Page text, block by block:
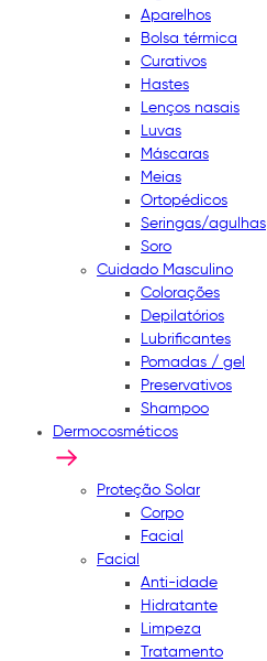
Aparelhos
Bolsa térmica
Curativos
Hastes
Lenços nasais
Luvas
Máscaras
Meias
Ortopédicos
Seringas/agulhas
Soro
Cuidado Masculino
Colorações
Depilatórios
Lubrificantes
Pomadas / gel
Preservativos
Shampoo
Dermocosméticos
Proteção Solar
Corpo
Facial
Facial
Anti-idade
Hidratante
Limpeza
Tratamento